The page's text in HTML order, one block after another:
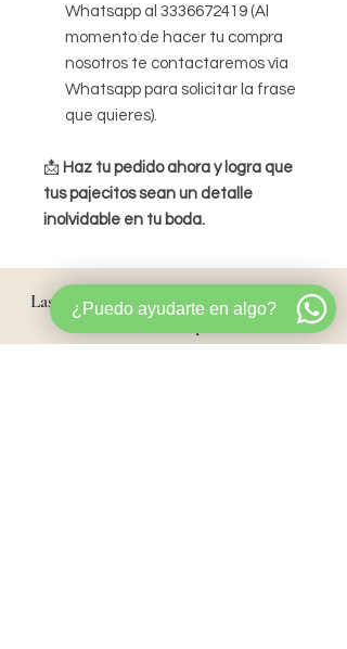
Whatsapp al 3336672419 (Al
momento de hacer tu compra
nosotros te contactaremos vía
Whatsapp para solicitar la frase
que quieres).
📩 Haz tu pedido ahora y logra que
tus pajecitos sean un detalle
inolvidable en tu boda.
Las parejasque compraron este artículo
también compraron:
¿Puedo ayudarte en algo?